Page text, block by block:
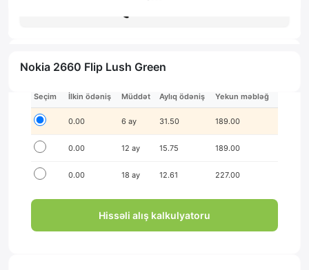
Nokia 2660 Flip Lush Green
İlkin ödənişsiz hissə-hissə ödə!
Seçim İlkin ödəniş Müddət Aylıq ödəniş Yekun məbləğ
0.00 6 ay 31.50 189.00
0.00 12 ay 15.75 189.00
0.00 18 ay 12.61 227.00
Hissəli alış kalkulyatoru